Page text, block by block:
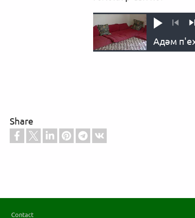
Листьн
Пеши
Share
Contact